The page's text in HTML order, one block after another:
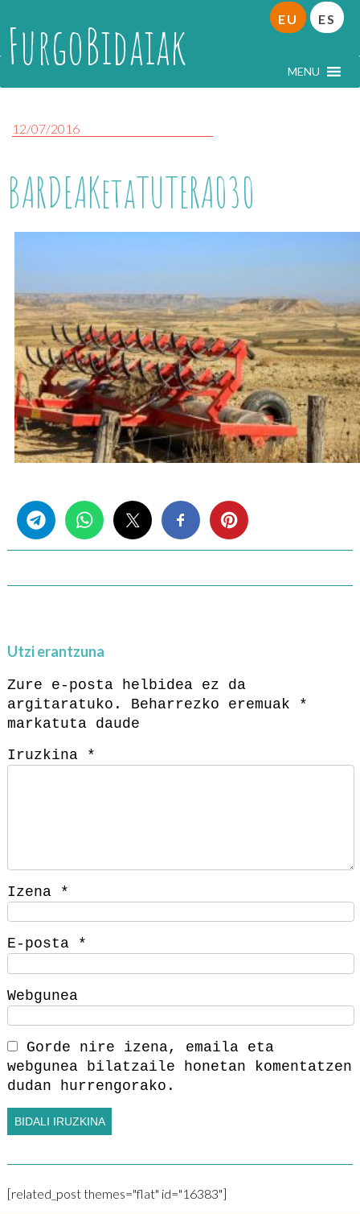
FurgoBidaiak MENU
EU ES
12/07/2016
BARDEAKetaTUTERA030
Utzi erantzuna
Zure e-posta helbidea ez da
argitaratuko.
Beharrezko eremuak
*
markatuta daude
Iruzkina
*
Izena *
E-posta *
Webgunea
Gorde nire izena, emaila eta
webgunea bilatzaile honetan komentatzen
dudan hurrengorako.
[related_post themes="flat" id="16383"]